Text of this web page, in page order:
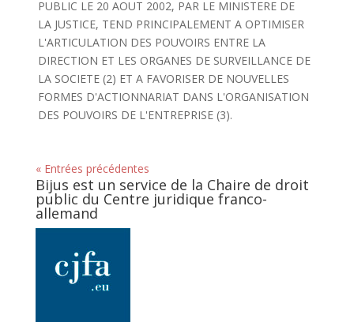
PUBLIC LE 20 AOUT 2002, PAR LE MINISTERE DE
LA JUSTICE, TEND PRINCIPALEMENT A OPTIMISER
L'ARTICULATION DES POUVOIRS ENTRE LA
DIRECTION ET LES ORGANES DE SURVEILLANCE DE
LA SOCIETE (2) ET A FAVORISER DE NOUVELLES
FORMES D'ACTIONNARIAT DANS L'ORGANISATION
DES POUVOIRS DE L'ENTREPRISE (3).
« Entrées précédentes
Bijus est un service de la Chaire de droit
public du Centre juridique franco-
allemand